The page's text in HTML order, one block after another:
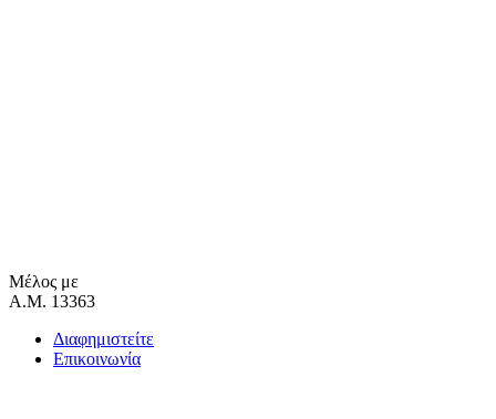
Μέλος με
Α.Μ. 13363
Διαφημιστείτε
Επικοινωνία